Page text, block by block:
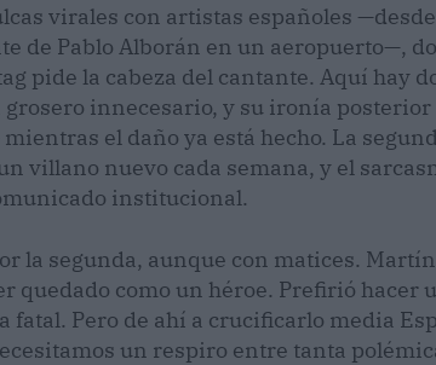
virales con artistas españoles
de Pablo Alborán en un aeropuerto—,
pide la cabeza del cantante. Aquí hay
innecesario, y su ironía posterior
el daño ya está hecho. La
villano nuevo cada semana, y el
institucional.
la segunda, aunque con matices.
quedado como un héroe. Prefirió hacer
fatal. Pero de ahí a crucificarlo media
un respiro entre tanta